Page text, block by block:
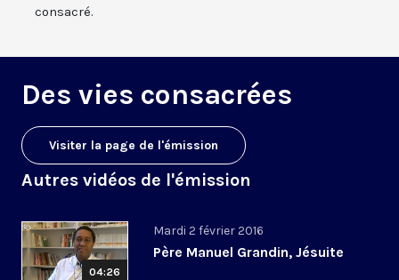
consacré.
Des vies consacrées
Visiter la page de l'émission
Autres vidéos de l'émission
04:26
Mardi 2 février 2016
Père Manuel Grandin, Jésuite